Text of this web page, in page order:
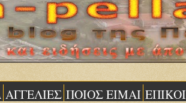
ΑΓΓΕΛΙΕΣ ΠΟΙΟΣ ΕΙΜΑΙ